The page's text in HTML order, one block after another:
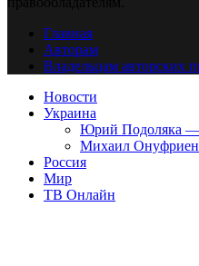
Главная
Авторам
Владельцам авторских
Новости
Украина
Юрий Подоляка
Михаил
Россия
Мир
ТВ Онлайн